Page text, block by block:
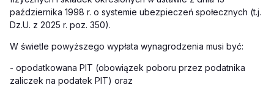
października 1998 r. o systemie ubezpieczeń społecznych (t.j.
Dz.U. z 2025 r. poz. 350).
W świetle powyższego wypłata wynagrodzenia musi być:
- opodatkowana PIT (obowiązek poboru przez podatnika
zaliczek na podatek PIT) oraz